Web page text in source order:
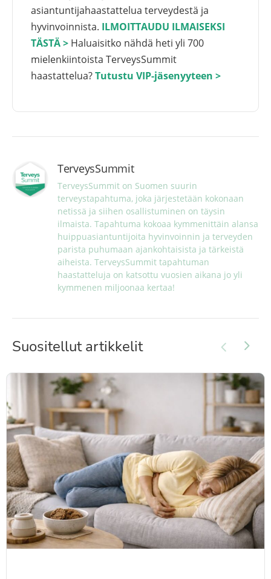
asiantuntijahaastattelua terveydestä ja
hyvinvoinnista. ILMOITTAUDU ILMAISEKSI
TÄSTÄ > Haluaisitko nähdä heti yli 700
mielenkiintoista TerveysSummit
haastattelua?Tutustu VIP-jäsenyyteen >
TerveysSummit
TerveysSummit on Suomen suurin
terveystapahtuma, joka järjestetään kokonaan
netissä ja siihen osallistuminen on täysin
ilmaista. Tapahtuma kokoaa kymmenittäin alansa
huippuasiantuntijoita hyvinvoinnin ja terveyden
parista puhumaan ajankohtaisista ja tärkeistä
aiheista. TerveysSummit tapahtuman
haastatteluja on katsottu vuosien aikana jo yli
kymmenen miljoonaa kertaa!
Suositellut artikkelit